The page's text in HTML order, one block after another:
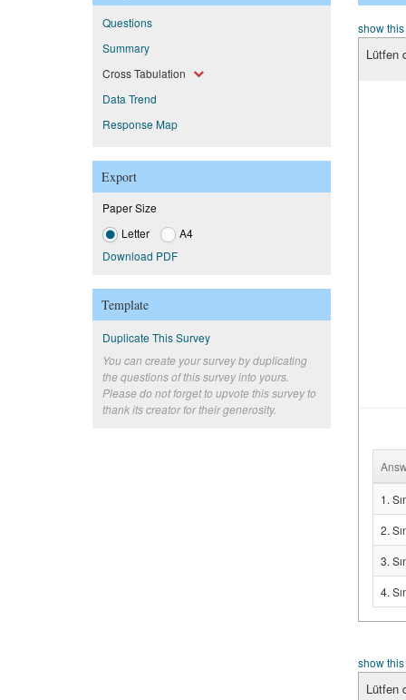
Questions
Summary
Cross Tabulation
Data Trend
Response Map
Export
Paper Size
Letter
A4
Download PDF
Template
Duplicate This Survey
You can create your survey by duplicating
the questions of this survey into yours.
Please do not forget to upvote this survey to
thank its creator for their generosity.
show
Lütfen
1.
2.
3.
4.
show
Lütfen